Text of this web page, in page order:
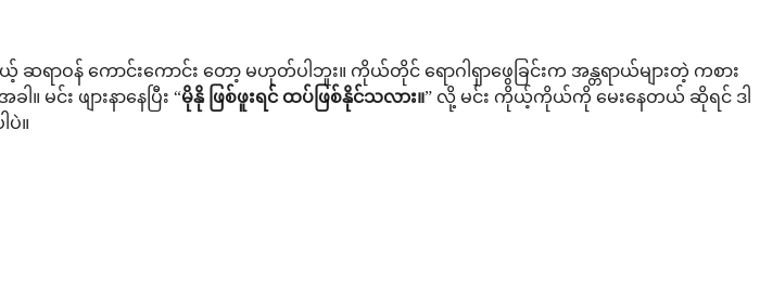
ကောင်းကောင်း တော့ မဟုတ်ပါဘူး။ ကိုယ်တိုင် ရောဂါရှာဖွေခြင်းက အန္တရာယ်များတဲ့ ကစား
င်း ဖျားနာနေပြီး “မိုနို ဖြစ်ဖူးရင် ထပ်ဖြစ်နိုင်သလား။” လို့ မင်း ကိုယ့်ကိုယ်ကို မေးနေတယ် ဆိုရင် ဒါ
။